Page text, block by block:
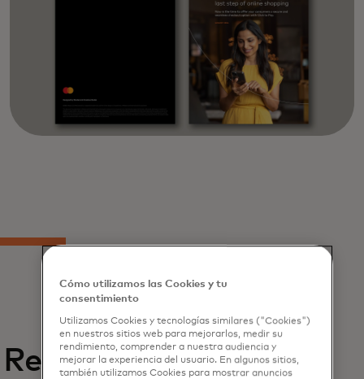
Related
Cómo utilizamos las Cookies y tu
consentimiento
Utilizamos Cookies y tecnologías similares ("Cookies")
en nuestros sitios web para mejorarlos, medir su
rendimiento, comprender a nuestra audiencia y
mejorar la experiencia del usuario. En algunos sitios,
también utilizamos Cookies para mostrar anuncios